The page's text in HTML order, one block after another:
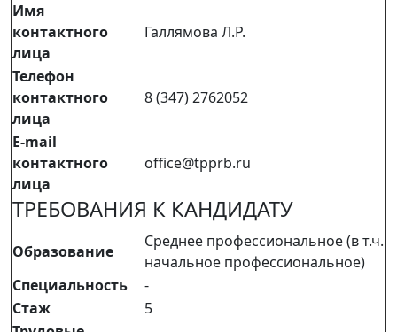
Имя
контактного
лица
Галлямова Л.Р.
Телефон
контактного
лица
8 (347) 2762052
E-mail
контактного
лица
office@tpprb.ru
ТРЕБОВАНИЯ К КАНДИДАТУ
Образование
Среднее профессиональное (в т.ч.
начальное профессиональное)
Специальность
-
Стаж
5